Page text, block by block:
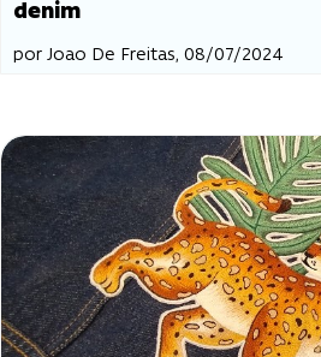
denim
por Joao De Freitas, 08/07/2024